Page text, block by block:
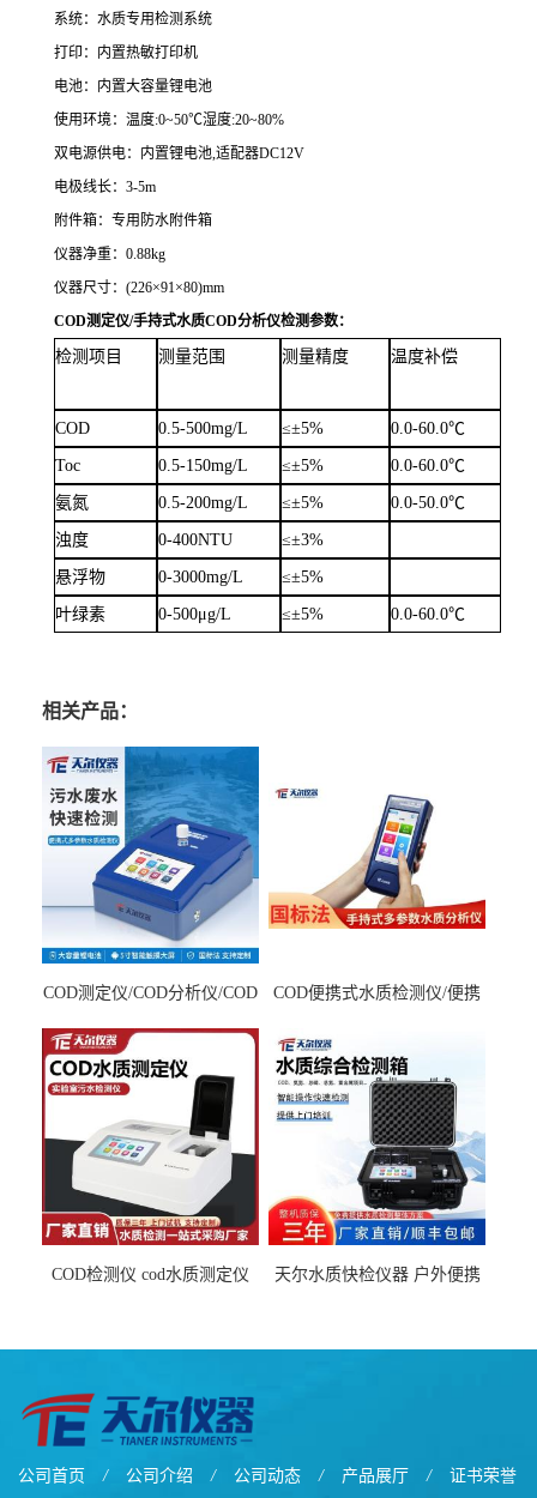
系统：水质专用检测系统
打印：内置热敏打印机
电池：内置大容量锂电池
使用环境：温度:0~50℃湿度:20~80%
双电源供电：内置锂电池,适配器DC12V
电极线长：3-5m
附件箱：专用防水附件箱
仪器净重：0.88kg
仪器尺寸：(226×91×80)mm
COD测定仪/手持式水质COD分析仪检测参数：
检测项目 测量范围 测量精度 温度补偿
COD 0.5-500mg/L ≤±5% 0.0-60.0℃
Toc 0.5-150mg/L ≤±5% 0.0-60.0℃
氨氮 0.5-200mg/L ≤±5% 0.0-50.0℃
浊度 0-400NTU ≤±3%
悬浮物 0-3000mg/L ≤±5%
叶绿素 0-500μg/L ≤±5% 0.0-60.0℃
相关产品：
COD测定仪/COD分析仪/COD
COD便携式水质检测仪/便携
COD检测仪 cod水质测定仪
天尔水质快检仪器 户外便携
公司首页 / 公司介绍 / 公司动态 / 产品展厅 / 证书荣誉